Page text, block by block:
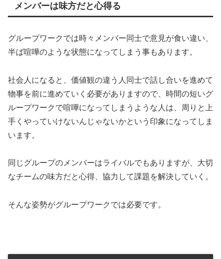
メンバーは味方だと心得る
グループワークでは時々メンバー同士で意見が食い違い、
半ば喧嘩のような状態になってしまう事もあります。
社会人になると、価値観の違う人同士で話し合いを進めて
物事を前に進めていく必要がありますので、時間の短いグ
ループワークで喧嘩になってしまうような人は、周りと上
手くやっていけないんじゃないかという印象になってしま
います。
同じグループのメンバーはライバルでもありますが、大切
なチームの味方だと心得、協力して課題を解決していく。
そんな姿勢がグループワークでは必要です。